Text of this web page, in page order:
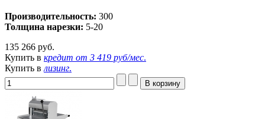
Производительность: 300
Толщина нарезки: 5-20
135 266 руб.
Купить в кредит от 3 419 руб/мес.
Купить в лизинг.